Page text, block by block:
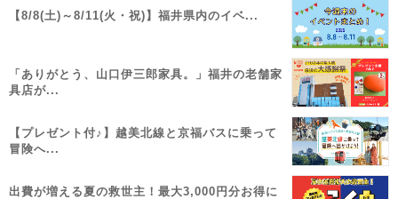
【8/8(土)～8/11(火・祝)】福井県内のイベ...
「ありがとう、山口伊三郎家具。」福井の老舗家
具店が...
【プレゼント付♪】越美北線と京福バスに乗って
冒険へ...
出費が増える夏の救世主！最大3,000円分お得に